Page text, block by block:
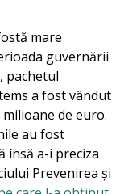
mare
guvernării
pachetul
a fost vândut
de euro.
au fost
însă a-i preciza
Prevenirea și